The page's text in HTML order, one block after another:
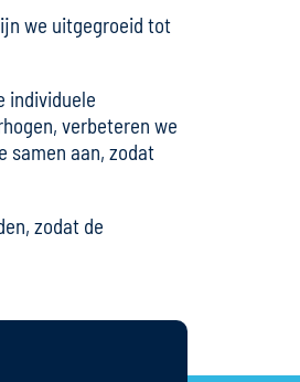
we uitgegroeid tot
individuele
verbeteren we
samen aan, zodat
zodat de